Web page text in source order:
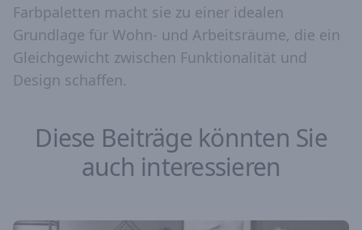
Farbpaletten macht sie zu einer idealen
Grundlage für Wohn- und Arbeitsräume, die ein
Gleichgewicht zwischen Funktionalität und
Design schaffen.
Diese Beiträge könnten Sie
auch interessieren